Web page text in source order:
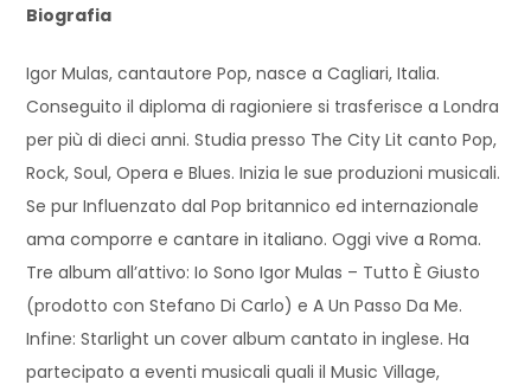
Biografia
Igor Mulas, cantautore Pop, nasce a Cagliari, Italia.
Conseguito il diploma di ragioniere si trasferisce a Londra
per più di dieci anni. Studia presso The City Lit canto Pop,
Rock, Soul, Opera e Blues. Inizia le sue produzioni musicali.
Se pur Influenzato dal Pop britannico ed internazionale
ama comporre e cantare in italiano. Oggi vive a Roma.
Tre album all’attivo: Io Sono Igor Mulas – Tutto È Giusto
(prodotto con Stefano Di Carlo) e A Un Passo Da Me.
Infine: Starlight un cover album cantato in inglese. Ha
partecipato a eventi musicali quali il Music Village,